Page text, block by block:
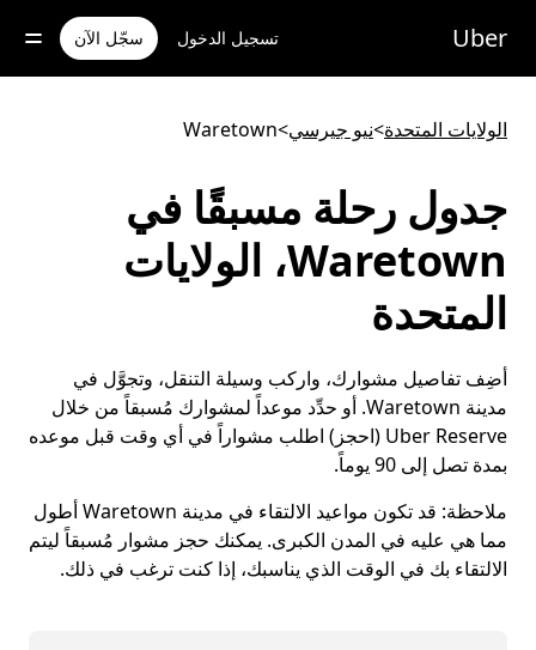
للوصول
المحتوى
Uber تسجيل الدخول سجّل الآن
الولايات المتحدة>نيو جيرسي>
Waretown
جدول رحلة مسبقًا في
Waretown، الولايات
المتحدة
أضِف تفاصيل مشوارك، واركب وسيلة التنقل، وتجوَّل في
مدينة Waretown. أو حدِّد موعداً لمشوارك مُسبقاً من خلال
Uber Reserve (احجز) اطلب مشواراً في أي وقت قبل موعده
بمدة تصل إلى 90 يوماً.
ملاحظة:
قد تكون مواعيد الالتقاء في مدينة Waretown أطول
مما هي عليه في المدن الكبرى. يمكنك حجز مشوار مُسبقاً ليتم
الالتقاء بك في الوقت الذي يناسبك، إذا كنت ترغب في ذلك.